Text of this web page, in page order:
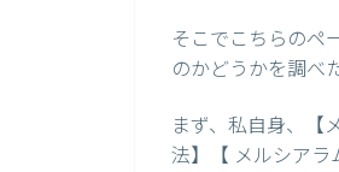
そこでこちらのペ
のかどうかを調べ
まず、私自身、
法】【 メルシア